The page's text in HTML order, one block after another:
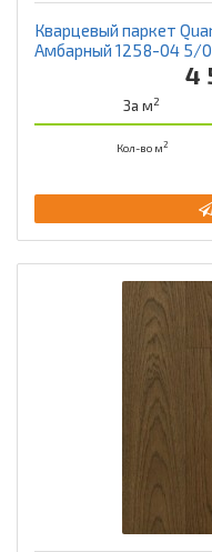
Кварцевый паркет
Амбарный 1258-04 5/
4
За м2
Кол-во м2